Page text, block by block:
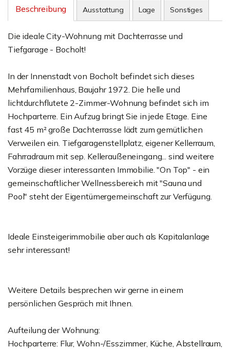
Beschreibung Ausstattung Lage Sonstiges
Die ideale City-Wohnung mit Dachterrasse und
Tiefgarage - Bocholt!
In der Innenstadt von Bocholt befindet sich dieses
Mehrfamilienhaus, Baujahr 1972. Die helle und
lichtdurchflutete 2-Zimmer-Wohnung befindet sich im
Hochparterre. Ein Aufzug bringt Sie in jede Etage. Eine
fast 45 m² große Dachterrasse lädt zum gemütlichen
Verweilen ein. Tiefgaragenstellplatz, eigener Kellerraum,
Fahrradraum mit sep. Kelleraußeneingang... sind weitere
Vorzüge dieser interessanten Immobilie. "On Top" - ein
gemeinschaftlicher Wellnessbereich mit "Sauna und
Pool" steht der Eigentümergemeinschaft zur Verfügung.
Ideale Einsteigerimmobilie aber auch als Kapitalanlage
sehr interessant!
Weitere Details besprechen wir gerne in einem
persönlichen Gespräch mit Ihnen.
Aufteilung der Wohnung:
Hochparterre: Flur, Wohn-/Esszimmer, Küche, Abstellraum,